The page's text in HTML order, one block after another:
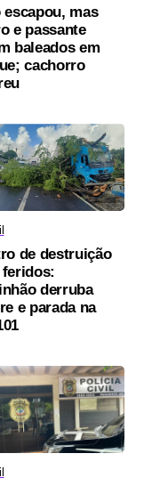
escapou, mas
e passante
baleados em
cachorro
de destruição
derruba
e parada na